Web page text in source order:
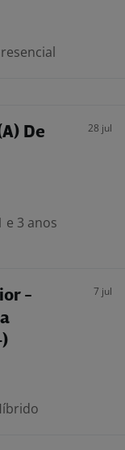
De
28 jul
e 3 anos
-
7 jul